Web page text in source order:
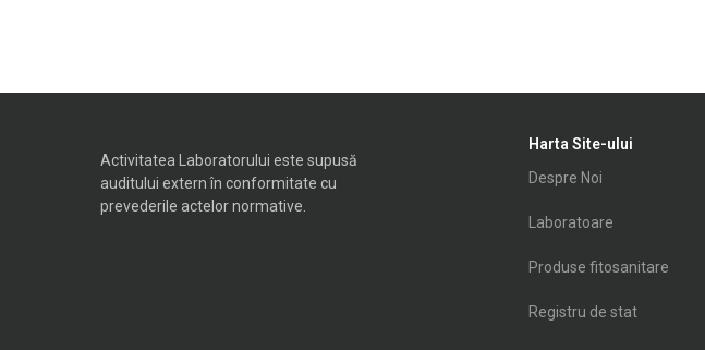
Activitatea Laboratorului este supusă
auditului extern în conformitate cu
prevederile actelor normative.
Harta Site-ului
Despre Noi
Laboratoare
Produse fitosanitare
Registru de stat